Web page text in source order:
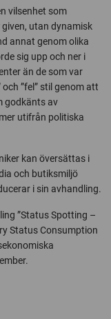
vilsenhet som
utan dynamisk
annat genom olika
sig upp och ner i
än de som var
”fel” stil genom att
godkänts av
utifrån politiska
kan översättas i
och butiksmiljö
i sin avhandling.
”Status Spotting –
Status Consumption